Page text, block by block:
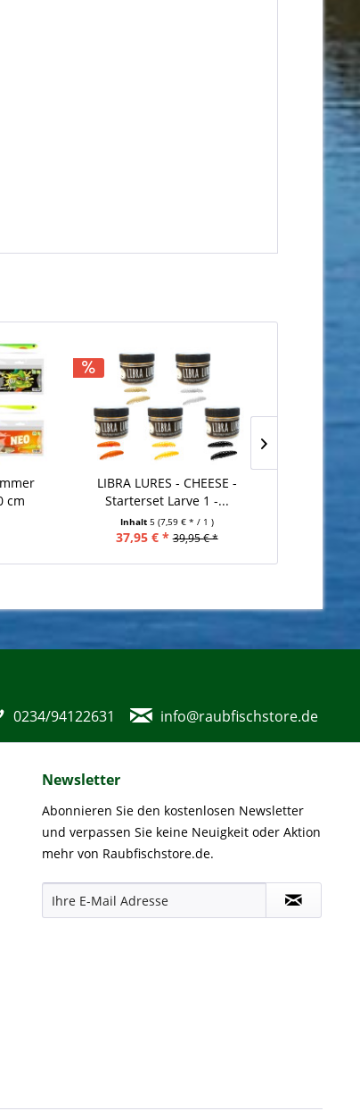
cm
LIBRA LURES - CHEESE -
Starterset Larve 1 -...
Inhalt 5 (7,59 € * / 1 )
37,95 € * 39,95 € *
0234/94122631 info@raubfischstore.de
Newsletter
Abonnieren Sie den kostenlosen Newsletter
und verpassen Sie keine Neuigkeit oder Aktion
mehr von Raubfischstore.de.